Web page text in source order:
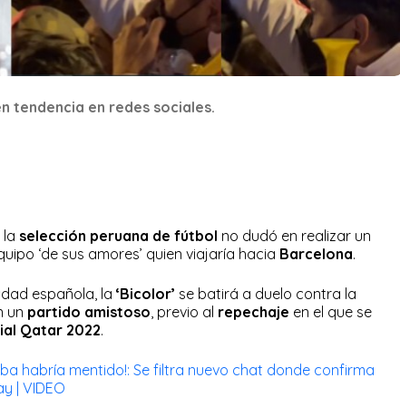
tendencia en redes sociales.
la selección peruana de fútbol no dudó en realizar un
‘de sus amores’ quien viajaría hacia Barcelona.
española, la ‘Bicolor’ se batirá a duelo contra la
un partido amistoso , previo al repechaje en el que se
Qatar 2022.
Cuba habría mentido!: Se filtra nuevo chat donde confirma
| VIDEO